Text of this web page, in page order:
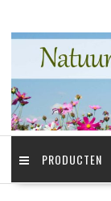
de
PRODUCTEN